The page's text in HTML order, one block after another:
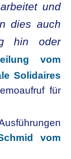
und
dies auch
hin oder
vom
Solidaires
für
vom